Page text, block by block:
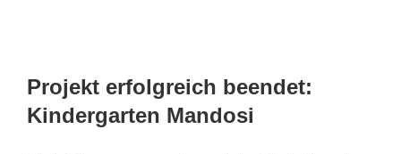
Projekt erfolgreich beendet:
Kindergarten Mandosi